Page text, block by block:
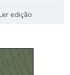
edição